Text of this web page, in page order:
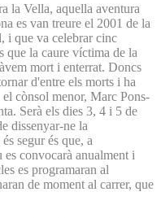
la Vella, aquella aventura
es van treure el 2001 de la
i que va celebrar cinc
que la caure víctima de la
mort i enterrat. Doncs
d'entre els morts i ha
cònsol menor, Marc Pons-
Serà els dies 3, 4 i 5 de
dissenyar-ne la
segur és que, a
convocarà anualment i
es programaran al
de moment al carrer, que